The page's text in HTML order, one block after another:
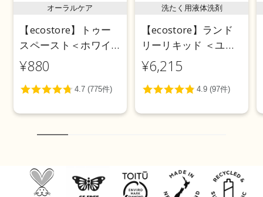
オーラルケア
【ecostore】トゥー
スペースト＜ホワイ
トニング＞ 100g
¥880
洗たく用液体洗剤
【ecostore】ランド
リーリキッド ＜ユー
カリ＞ 5L
¥6,215